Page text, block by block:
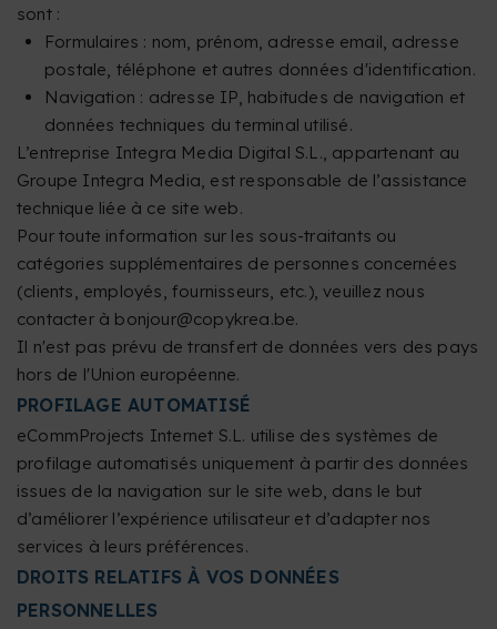
sont :
Formulaires : nom, prénom, adresse email, adresse
postale, téléphone et autres données d'identification.
Navigation : adresse IP, habitudes de navigation et
données techniques du terminal utilisé.
L’entreprise Integra Media Digital S.L., appartenant au
Groupe Integra Media, est responsable de l’assistance
technique liée à ce site web.
Pour toute information sur les sous-traitants ou
catégories supplémentaires de personnes concernées
(clients, employés, fournisseurs, etc.), veuillez nous
contacter à bonjour@copykrea.be.
Il n'est pas prévu de transfert de données vers des pays
hors de l'Union européenne.
PROFILAGE AUTOMATISÉ
eCommProjects Internet S.L. utilise des systèmes de
profilage automatisés uniquement à partir des données
issues de la navigation sur le site web, dans le but
d’améliorer l’expérience utilisateur et d’adapter nos
services à leurs préférences.
DROITS RELATIFS À VOS DONNÉES
PERSONNELLES